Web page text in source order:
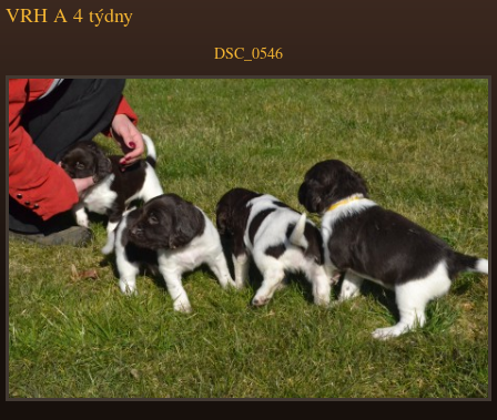
VRH A 4 týdny
DSC_0546